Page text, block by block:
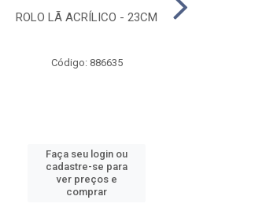
ROLO LÃ ACRÍLICO - 23CM
Código: 886635
Faça seu login ou
cadastre-se para
ver preços e
comprar